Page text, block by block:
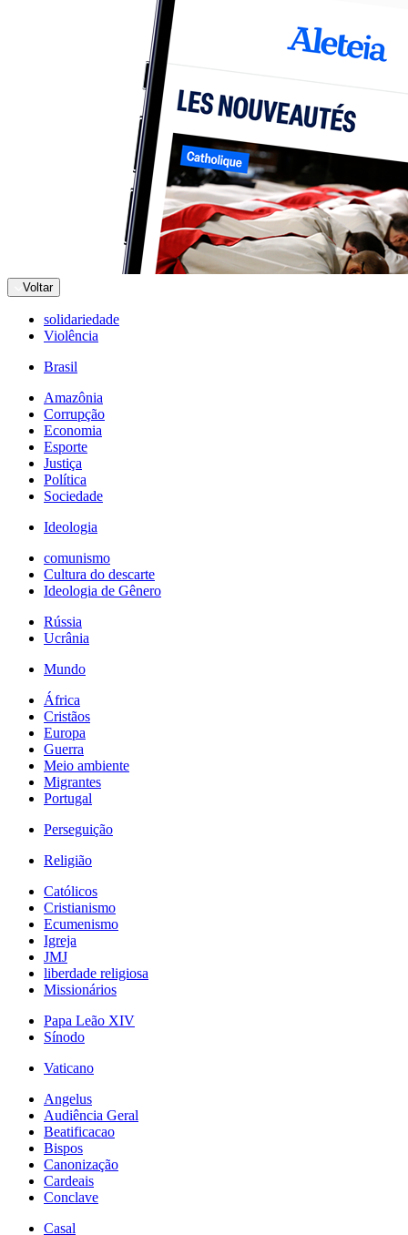
Voltar
solidariedade
Violência
Brasil
Amazônia
Corrupção
Economia
Esporte
Justiça
Política
Sociedade
Ideologia
comunismo
Cultura do descarte
Ideologia de Gênero
Rússia
Ucrânia
Mundo
África
Cristãos
Europa
Guerra
Meio ambiente
Migrantes
Portugal
Perseguição
Religião
Católicos
Cristianismo
Ecumenismo
Igreja
JMJ
liberdade religiosa
Missionários
Papa Leão XIV
Sínodo
Vaticano
Angelus
Audiência Geral
Beatificacao
Bispos
Canonização
Cardeais
Conclave
Casal